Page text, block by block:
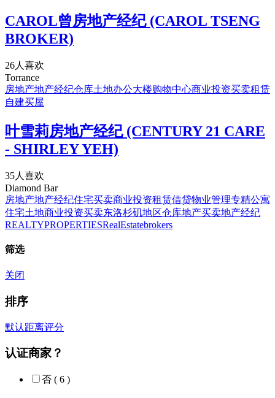
CAROL曾房地产经纪 (CAROL TSENG
BROKER)
26人喜欢
Torrance
房地产地产经纪仓库土地办公大楼购物中心商业投资买卖租赁
自建买屋
叶雪莉房地产经纪 (CENTURY 21 CARE
- SHIRLEY YEH)
35人喜欢
Diamond Bar
房地产地产经纪住宅买卖商业投资租赁借贷物业管理专精公寓
住宅土地商业投资买卖东洛杉矶地区仓库地产买卖地产经纪
REALTYPROPERTIESRealEstatebrokers
筛选
关闭
排序
默认距离评分
认证商家？
否 ( 6 )